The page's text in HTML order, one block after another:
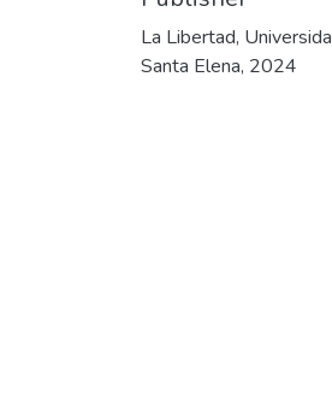
La Libertad,
Santa Elena, 2024